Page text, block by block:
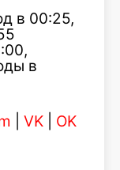
в 00:25,
в
VK OK